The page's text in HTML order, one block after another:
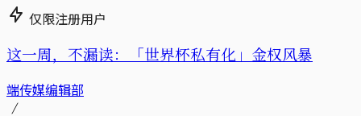
仅限注册用户
这一周，不漏读：「世界杯私有化」金权风暴
端传媒编辑部